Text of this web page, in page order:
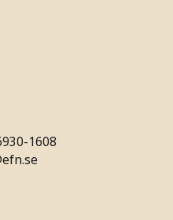
1608